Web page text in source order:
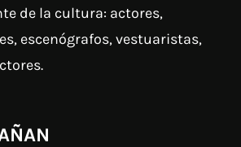
de la cultura: actores,
escenógrafos, vestuaristas,